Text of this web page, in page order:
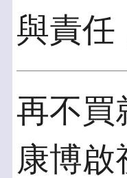
與責任
再不買
康博啟